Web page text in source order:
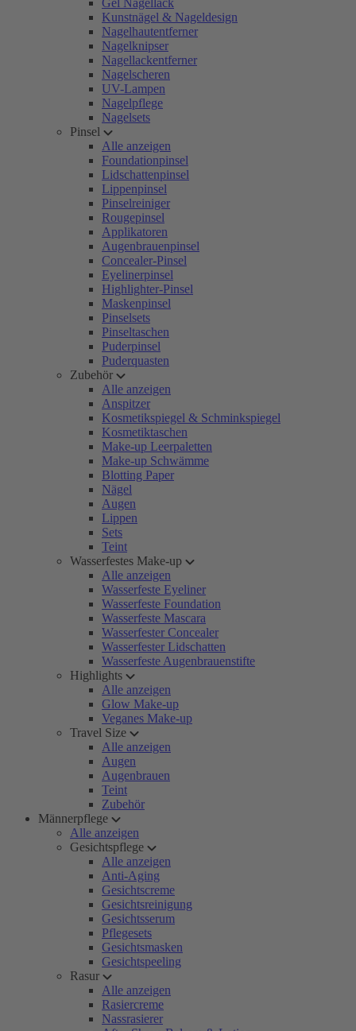
Gel Nagellack
Kunstnägel & Nageldesign
Nagelhautentferner
Nagelknipser
Nagellackentferner
Nagelscheren
UV-Lampen
Nagelpflege
Nagelsets
Pinsel
Alle anzeigen
Foundationpinsel
Lidschattenpinsel
Lippenpinsel
Pinselreiniger
Rougepinsel
Applikatoren
Augenbrauenpinsel
Concealer-Pinsel
Eyelinerpinsel
Highlighter-Pinsel
Maskenpinsel
Pinselsets
Pinseltaschen
Puderpinsel
Puderquasten
Zubehör
Alle anzeigen
Anspitzer
Kosmetikspiegel & Schminkspiegel
Kosmetiktaschen
Make-up Leerpaletten
Make-up Schwämme
Blotting Paper
Nägel
Augen
Lippen
Sets
Teint
Wasserfestes Make-up
Alle anzeigen
Wasserfeste Eyeliner
Wasserfeste Foundation
Wasserfeste Mascara
Wasserfester Concealer
Wasserfester Lidschatten
Wasserfeste Augenbrauenstifte
Highlights
Alle anzeigen
Glow Make-up
Veganes Make-up
Travel Size
Alle anzeigen
Augen
Augenbrauen
Teint
Zubehör
Männerpflege
Alle anzeigen
Gesichtspflege
Alle anzeigen
Anti-Aging
Gesichtscreme
Gesichtsreinigung
Gesichtsserum
Pflegesets
Gesichtsmasken
Gesichtspeeling
Rasur
Alle anzeigen
Rasiercreme
Nassrasierer